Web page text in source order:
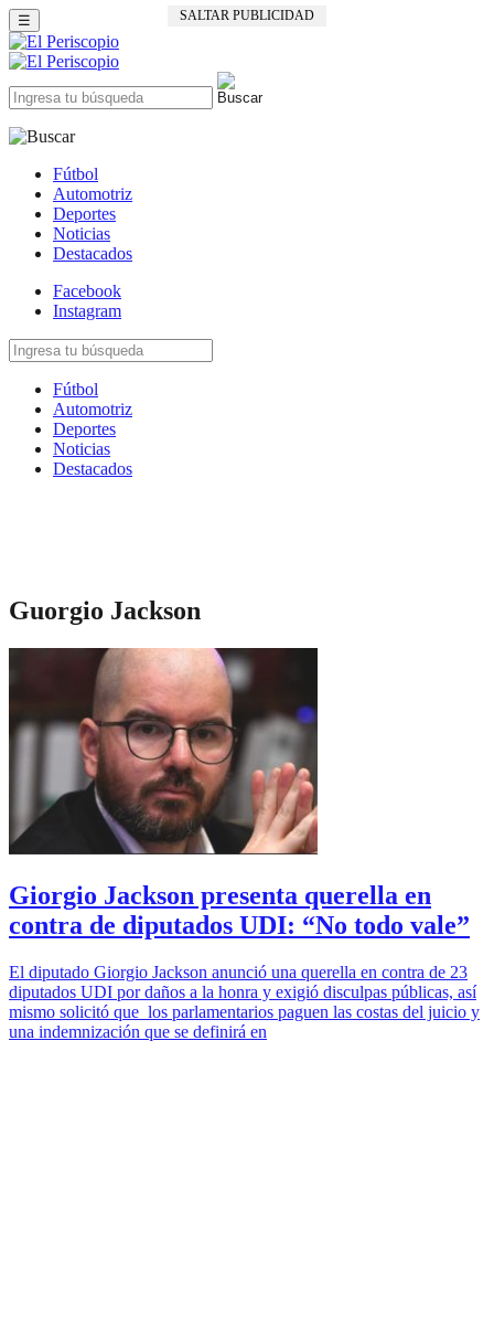
SALTAR PUBLICIDAD
☰
Fútbol
Automotriz
Deportes
Noticias
Destacados
Facebook
Instagram
Fútbol
Automotriz
Deportes
Noticias
Destacados
Guorgio Jackson
Giorgio Jackson presenta querella en
contra de diputados UDI: “No todo vale”
El diputado Giorgio Jackson anunció una querella en contra de 23
diputados UDI por daños a la honra y exigió disculpas públicas, así
mismo solicitó que los parlamentarios paguen las costas del juicio y
una indemnización que se definirá en